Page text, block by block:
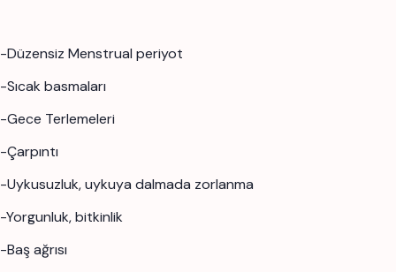
-Düzensiz Menstrual periyot
-Sıcak basmaları
-Gece Terlemeleri
-Çarpıntı
-Uykusuzluk, uykuya dalmada zorlanma
-Yorgunluk, bitkinlik
-Baş ağrısı